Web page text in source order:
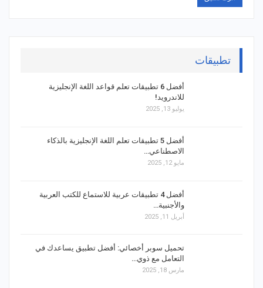
تطبيقات
أفضل 6 تطبيقات تعلم قواعد اللغة الإنجليزية
للاندرويد!
يوليو 13, 2025
أفضل 5 تطبيقات تعلم اللغة الإنجليزية بالذكاء
الاصطناعي…
مايو 12, 2025
أفضل 4 تطبيقات عربية للاستماع للكتب العربية
والأجنبية…
أبريل 11, 2025
تحميل سوبر أخصائي: أفضل تطبيق يساعدك في
التعامل مع ذوي…
مارس 18, 2025